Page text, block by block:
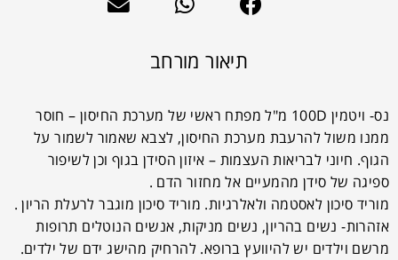
תיאור מורחב
נס- ויטמין 100D מ"ל מפתח ראשי של מערכת החיסון – חוסר
ממנו משול להרעבת מערכת החיסון, לצבא שאמור לשמור על
הגוף. חיוני לבריאות העצמות – איזון הסידן בגוף וכן לשיפור
ספיגה של סידן מהמעיים אל מחזור הדם .
מוריד סיכון לאסטמה ולאלרגיות. מוריד סיכון מוגבר לרעלת הריון .
אזהרות- נשים בהריון, נשים מניקות, אנשים הנוטלים תרופות
מרשם וילדים יש להיוועץ ברופא. להרחיק מהישג ידם של ילדים.